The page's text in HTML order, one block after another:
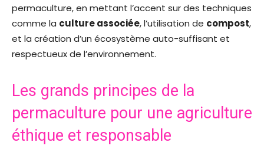
permaculture, en mettant l’accent sur des techniques
comme la culture associée, l’utilisation de compost,
et la création d’un écosystème auto-suffisant et
respectueux de l’environnement.
Les grands principes de la
permaculture pour une agriculture
éthique et responsable